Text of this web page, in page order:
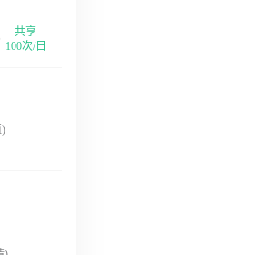
共享
100次/日
)